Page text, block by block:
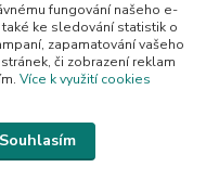
fungování našeho e-
ke sledování statistik o
zapamatování vašeho
či zobrazení reklam
Více k využití cookies
Souhlasím